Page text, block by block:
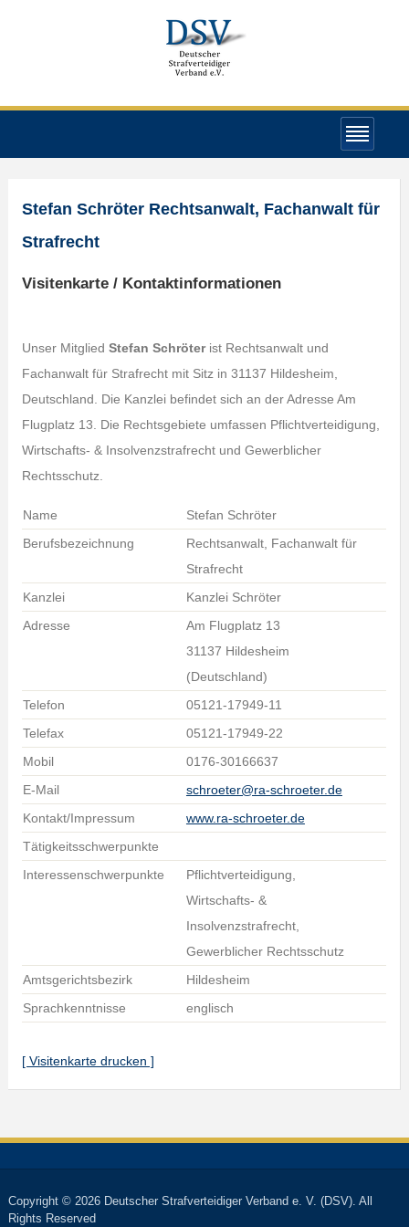
Stefan Schröter Rechtsanwalt, Fachanwalt für
Strafrecht
Visitenkarte / Kontaktinformationen
Unser Mitglied Stefan Schröterist Rechtsanwalt und
Fachanwalt für Strafrecht mit Sitz in 31137 Hildesheim,
Deutschland. Die Kanzlei befindet sich an der Adresse Am
Flugplatz 13. Die Rechtsgebiete umfassen Pflichtverteidigung,
Wirtschafts- & Insolvenzstrafrecht und Gewerblicher
Rechtsschutz.
Name
Stefan Schröter
Berufsbezeichnung
Rechtsanwalt, Fachanwalt für
Strafrecht
Kanzlei
Kanzlei Schröter
Adresse
Am Flugplatz 13
31137 Hildesheim
(Deutschland)
Telefon
05121-17949-11
Telefax
05121-17949-22
Mobil
0176-30166637
E-Mail
schroeter@ra-schroeter.de
Kontakt/Impressum
www.ra-schroeter.de
Tätigkeitsschwerpunkte
Interessenschwerpunkte
Pflichtverteidigung,
Wirtschafts- &
Insolvenzstrafrecht,
Gewerblicher Rechtsschutz
Amtsgerichtsbezirk
Hildesheim
Sprachkenntnisse
englisch
[ Visitenkarte drucken ]
Copyright © 2026 Deutscher Strafverteidiger Verband e. V. (DSV). All
Rights Reserved